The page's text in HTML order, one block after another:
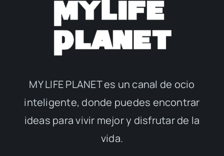
MY LIFE PLANET es un canal de ocio
inteligente, donde puedes encontrar
ideas para vivir mejor y disfrutar de la
vida.